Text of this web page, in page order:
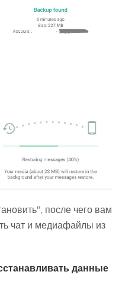
после чего вам
чат и медиафайлы из
данные